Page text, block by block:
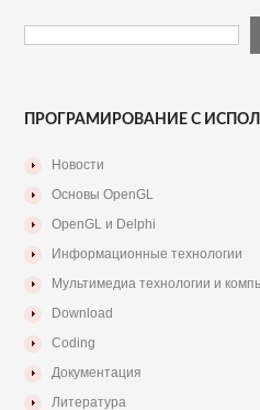
ПРОГРАМИРОВАНИЕ С
Новости
Основы OpenGL
OpenGL и Delphi
Информационные технологии
Мультимедиа технологии и
Download
Coding
Документация
Литература